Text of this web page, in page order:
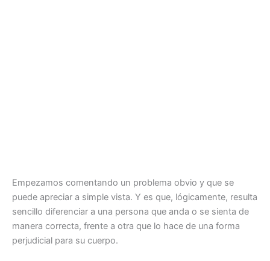
Empezamos comentando un problema obvio y que se
puede apreciar a simple vista. Y es que, lógicamente, resulta
sencillo diferenciar a una persona que anda o se sienta de
manera correcta, frente a otra que lo hace de una forma
perjudicial para su cuerpo.